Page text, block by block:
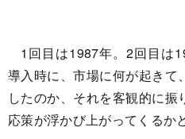
1回目は1987年。2回目は
導入時に、市場に何が起きて
したのか、それを客観的に
応策が浮かび上がってくるか